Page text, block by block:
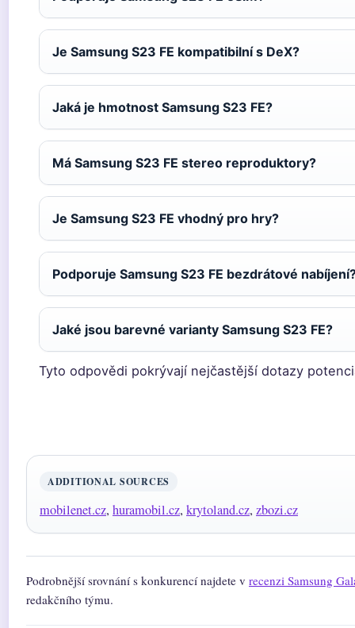
Je Samsung S23 FE kompatibilní s DeX?
Jaká je hmotnost Samsung S23 FE?
Má Samsung S23 FE stereo reproduktory?
Je Samsung S23 FE vhodný pro hry?
Podporuje Samsung S23 FE bezdrátové
Jaké jsou barevné varianty Samsung S23 FE?
Tyto odpovědi pokrývají nejčastější dotazy
ADDITIONAL SOURCES
mobilenet.cz, huramobil.cz, krytoland.cz, zbozi.cz
Podrobnější srovnání s konkurencí najdete v recenzi Samsung
redakčního týmu.